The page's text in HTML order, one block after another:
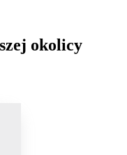
okolicy